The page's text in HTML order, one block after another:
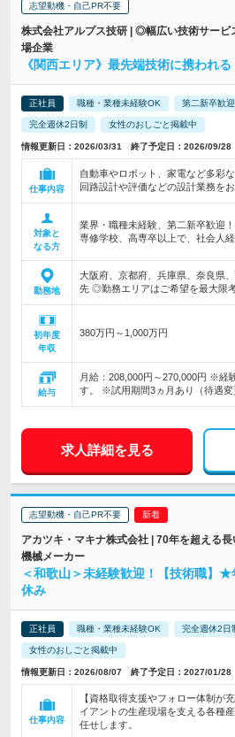
志望動機・自己PR不要
株式会社アルプス技研 | ◎幅広い技術サービ
場企業
《関西エリア》最先端技術に携われる
正社員 職種・業種未経験OK 第二新卒歓迎
完全週休2日制 女性のおしごと掲載中
情報更新日：2026/03/31 終了予定日：2026/09/28
仕事内容
自動車やロボット、家電など多彩
回路設計や評価などの設計業務をお
対象と
なる方
業界・職種未経験、第二新卒歓迎
専修学校、高専卒以上で、社会人
勤務地
大阪府、京都府、兵庫県、奈良県
先 ◎勤務エリアはご希望を最大限
初年度
年収
380万円～1,000万円
給与
月給：208,000円～270,000円 ※経
す。 ※試用期間3ヵ月あり（待遇変
求人詳細を見る
志望動機・自己PR不要
アカツキ・マキナ株式会社 | 70年を超える
機械メーカー
＜和歌山＞未経験歓迎！【技術職】
休み
正社員 職種・業種未経験OK 完全週休2日
女性のおしごと掲載中
情報更新日：2026/08/07 終了予定日：2027/01/28
仕事内容
【資格取得支援やフォロー体制が
イアントの生産現場を支える各種
任せします。